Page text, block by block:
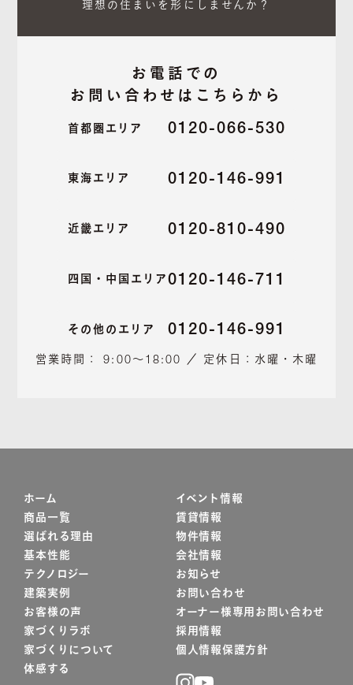
理想の住まいを形にしませんか？
お電話での
お問い合わせはこちらから
首都圏エリア 0120-066-530
東海エリア 0120-146-991
近畿エリア 0120-810-490
四国・中国エリア 0120-146-711
その他のエリア 0120-146-991
営業時間： 9:00～18:00 ／ 定休日：水曜・木曜
ホーム
商品一覧
選ばれる理由
基本性能
テクノロジー
建築実例
お客様の声
家づくりラボ
家づくりについて
体感する
イベント情報
賃貸情報
物件情報
会社情報
お知らせ
お問い合わせ
オーナー様専用お問い合わせ
採用情報
個人情報保護方針